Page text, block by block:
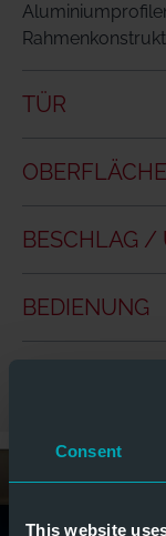
Consent
This website
TÜR
OBERFLÄCHE
BESCHLAG /
BEDIENUNG